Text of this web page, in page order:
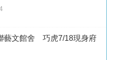
藝文館舍 巧虎7/18現身府